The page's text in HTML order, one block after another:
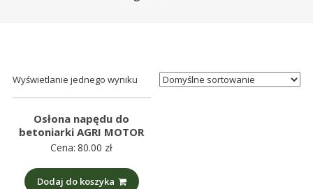
maszynowe.
Produkujemy
różnego
części
Wyświetlanie jednego wyniku
Osłona napędu do
betoniarki AGRI MOTOR
Cena: 80.00 zł
Dodaj do koszyka